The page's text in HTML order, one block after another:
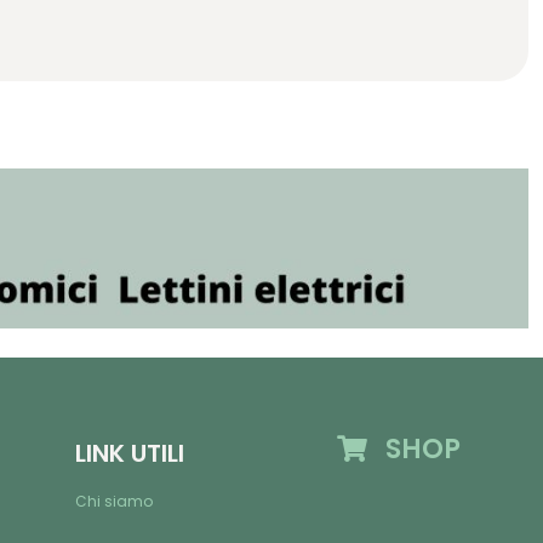
LINK UTILI
Chi siamo
SHOP